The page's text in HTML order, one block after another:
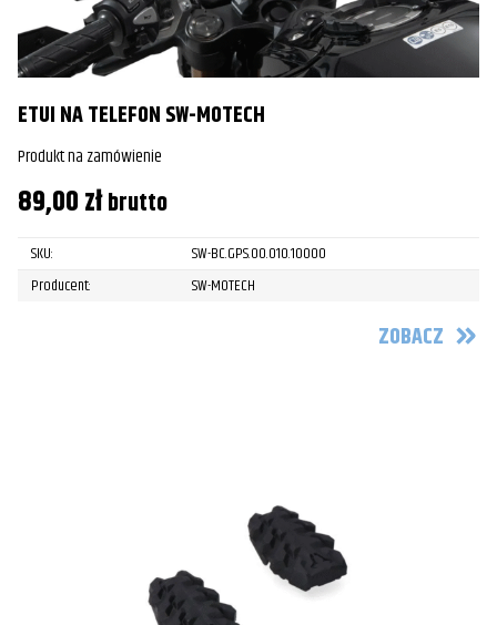
ETUI NA TELEFON SW-MOTECH
Produkt na zamówienie
89,00złbrutto
SKU:
SW-BC.GPS.00.010.10000
Producent:
SW-MOTECH
ZOBACZ